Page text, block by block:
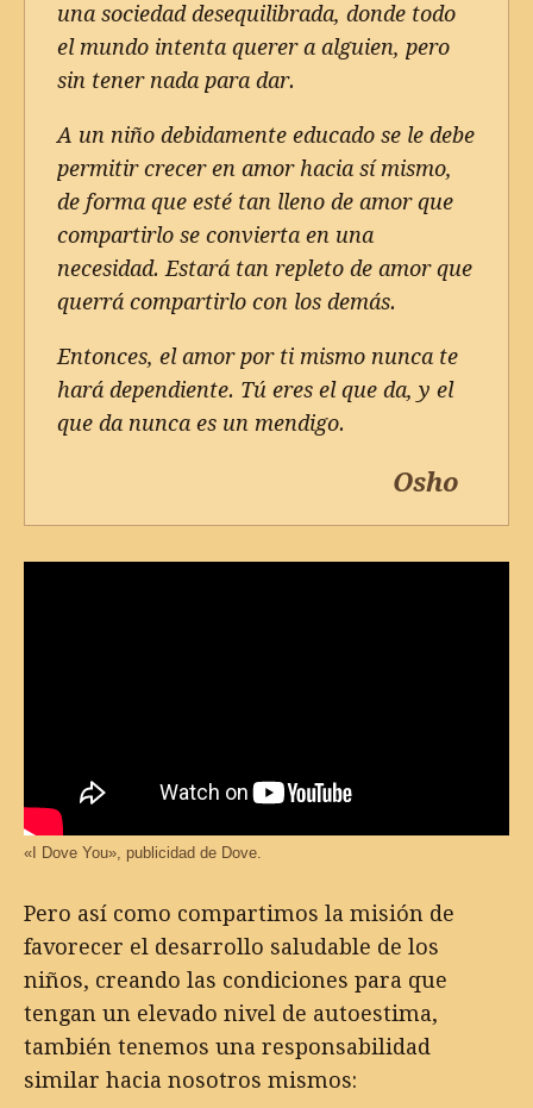
una sociedad desequilibrada, donde todo
el mundo intenta querer a alguien, pero
sin tener nada para dar.
A un niño debidamente educado se le debe
permitir crecer en amor hacia sí mismo,
de forma que esté tan lleno de amor que
compartirlo se convierta en una
necesidad. Estará tan repleto de amor que
querrá compartirlo con los demás.
Entonces, el amor por ti mismo nunca te
hará dependiente. Tú eres el que da, y el
que da nunca es un mendigo.
Osho
«I Dove You», publicidad de Dove.
Pero así como compartimos la misión de
favorecer el desarrollo saludable de los
niños, creando las condiciones para que
tengan un elevado nivel de autoestima,
también tenemos una responsabilidad
similar hacia nosotros mismos: